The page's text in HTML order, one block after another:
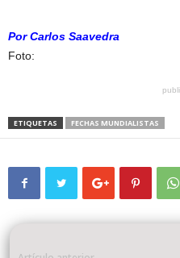
Por Carlos Saavedra
Foto:
ETIQUETAS FECHAS MUNDIALISTAS